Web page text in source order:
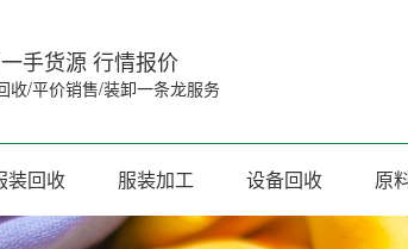
手货源 行情报价
收/平价销售/装卸一条龙服务
装回收 服装加工 设备回收 原